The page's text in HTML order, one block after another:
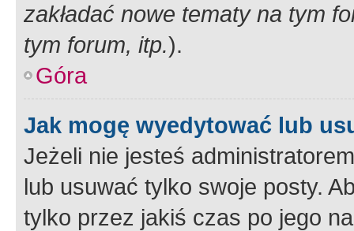
zakładać nowe tematy na tym
tym forum, itp.).
Góra
Jak mogę wyedytować lub
Jeżeli nie jesteś
lub usuwać tylko swoje posty.
tylko przez jakiś czas po jego